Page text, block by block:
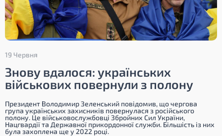
19 Червня
Знову вдалося: українських
військових повернули з полону
Президент Володимир Зеленський повідомив, що чергова
група українських захисників повернулася з російського
полону. Це військовослужбовці Збройних Сил України,
Нацгвардії та Державної прикордонної служби. Більшість із них
була захоплена ще у 2022 році.